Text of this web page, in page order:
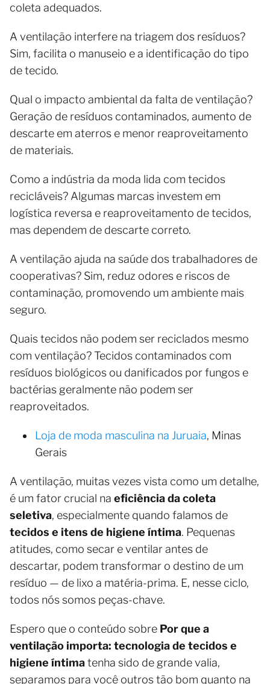
coleta adequados.
A ventilação interfere na triagem dos resíduos?
Sim, facilita o manuseio e a identificação do tipo
de tecido.
Qual o impacto ambiental da falta de ventilação?
Geração de resíduos contaminados, aumento de
descarte em aterros e menor reaproveitamento
de materiais.
Como a indústria da moda lida com tecidos
recicláveis? Algumas marcas investem em
logística reversa e reaproveitamento de tecidos,
mas dependem de descarte correto.
A ventilação ajuda na saúde dos trabalhadores de
cooperativas? Sim, reduz odores e riscos de
contaminação, promovendo um ambiente mais
seguro.
Quais tecidos não podem ser reciclados mesmo
com ventilação? Tecidos contaminados com
resíduos biológicos ou danificados por fungos e
bactérias geralmente não podem ser
reaproveitados.
Loja de moda masculina na Juruaia, Minas
Gerais
A ventilação, muitas vezes vista como um detalhe,
é um fator crucial na eficiência da coleta
seletiva, especialmente quando falamos de
tecidos e itens de higiene íntima. Pequenas
atitudes, como secar e ventilar antes de
descartar, podem transformar o destino de um
resíduo — de lixo a matéria-prima. E, nesse ciclo,
todos nós somos peças-chave.
Espero que o conteúdo sobre Por que a
ventilação importa: tecnologia de tecidos e
higiene íntimatenha sido de grande valia,
separamos para você outros tão bom quanto na